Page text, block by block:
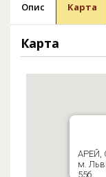
Опис Карта
Карта
АРЕЙ,
м.
55б